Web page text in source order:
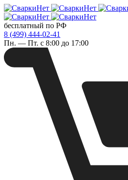
бесплатный по РФ
8 (499) 444-02-41
Пн. — Пт. с 8:00 до 17:00